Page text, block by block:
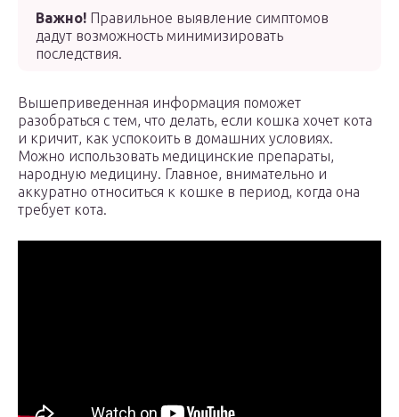
Важно! Правильное выявление симптомов
дадут возможность минимизировать
последствия.
Вышеприведенная информация поможет
разобраться с тем, что делать, если кошка хочет кота
и кричит, как успокоить в домашних условиях.
Можно использовать медицинские препараты,
народную медицину. Главное, внимательно и
аккуратно относиться к кошке в период, когда она
требует кота.